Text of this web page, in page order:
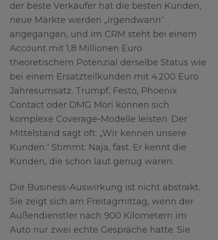
der beste Verkäufer hat die besten Kunden,
neue Märkte werden „irgendwann“
angegangen, und im CRM steht bei einem
Account mit 1,8 Millionen Euro
theoretischem Potenzial derselbe Status wie
bei einem Ersatzteilkunden mit 4.200 Euro
Jahresumsatz. Trumpf, Festo, Phoenix
Contact oder DMG Mori können sich
komplexe Coverage-Modelle leisten. Der
Mittelstand sagt oft: „Wir kennen unsere
Kunden.“ Stimmt. Naja, fast. Er kennt die
Kunden, die schon laut genug waren.
Die Business-Auswirkung ist nicht abstrakt.
Sie zeigt sich am Freitagmittag, wenn der
Außendienstler nach 900 Kilometern im
Auto nur zwei echte Gespräche hatte. Sie